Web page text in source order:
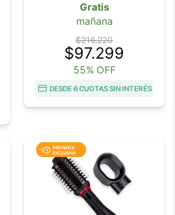
Gratis
mañana
$216.220
$97.299
55% OFF
DESDE 6 CUOTAS SIN INTERÉS